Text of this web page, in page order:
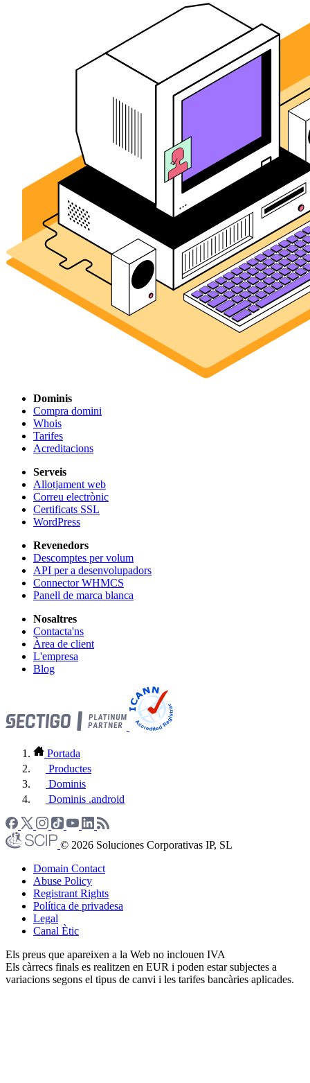
Dominis
Compra domini
Whois
Tarifes
Acreditacions
Serveis
Allotjament web
Correu electrònic
Certificats SSL
WordPress
Revenedors
Descomptes per volum
API per a desenvolupadors
Connector WHMCS
Panell de marca blanca
Nosaltres
Contacta'ns
Àrea de client
L'empresa
Blog
Portada
Productes
Dominis
Dominis .android
© 2026 Soluciones Corporativas IP, SL
Domain Contact
Abuse Policy
Registrant Rights
Política de privadesa
Legal
Canal Ètic
Els preus que apareixen a la Web no inclouen IVA
Els càrrecs finals es realitzen en EUR i poden estar subjectes a
variacions segons el tipus de canvi i les tarifes bancàries aplicades.